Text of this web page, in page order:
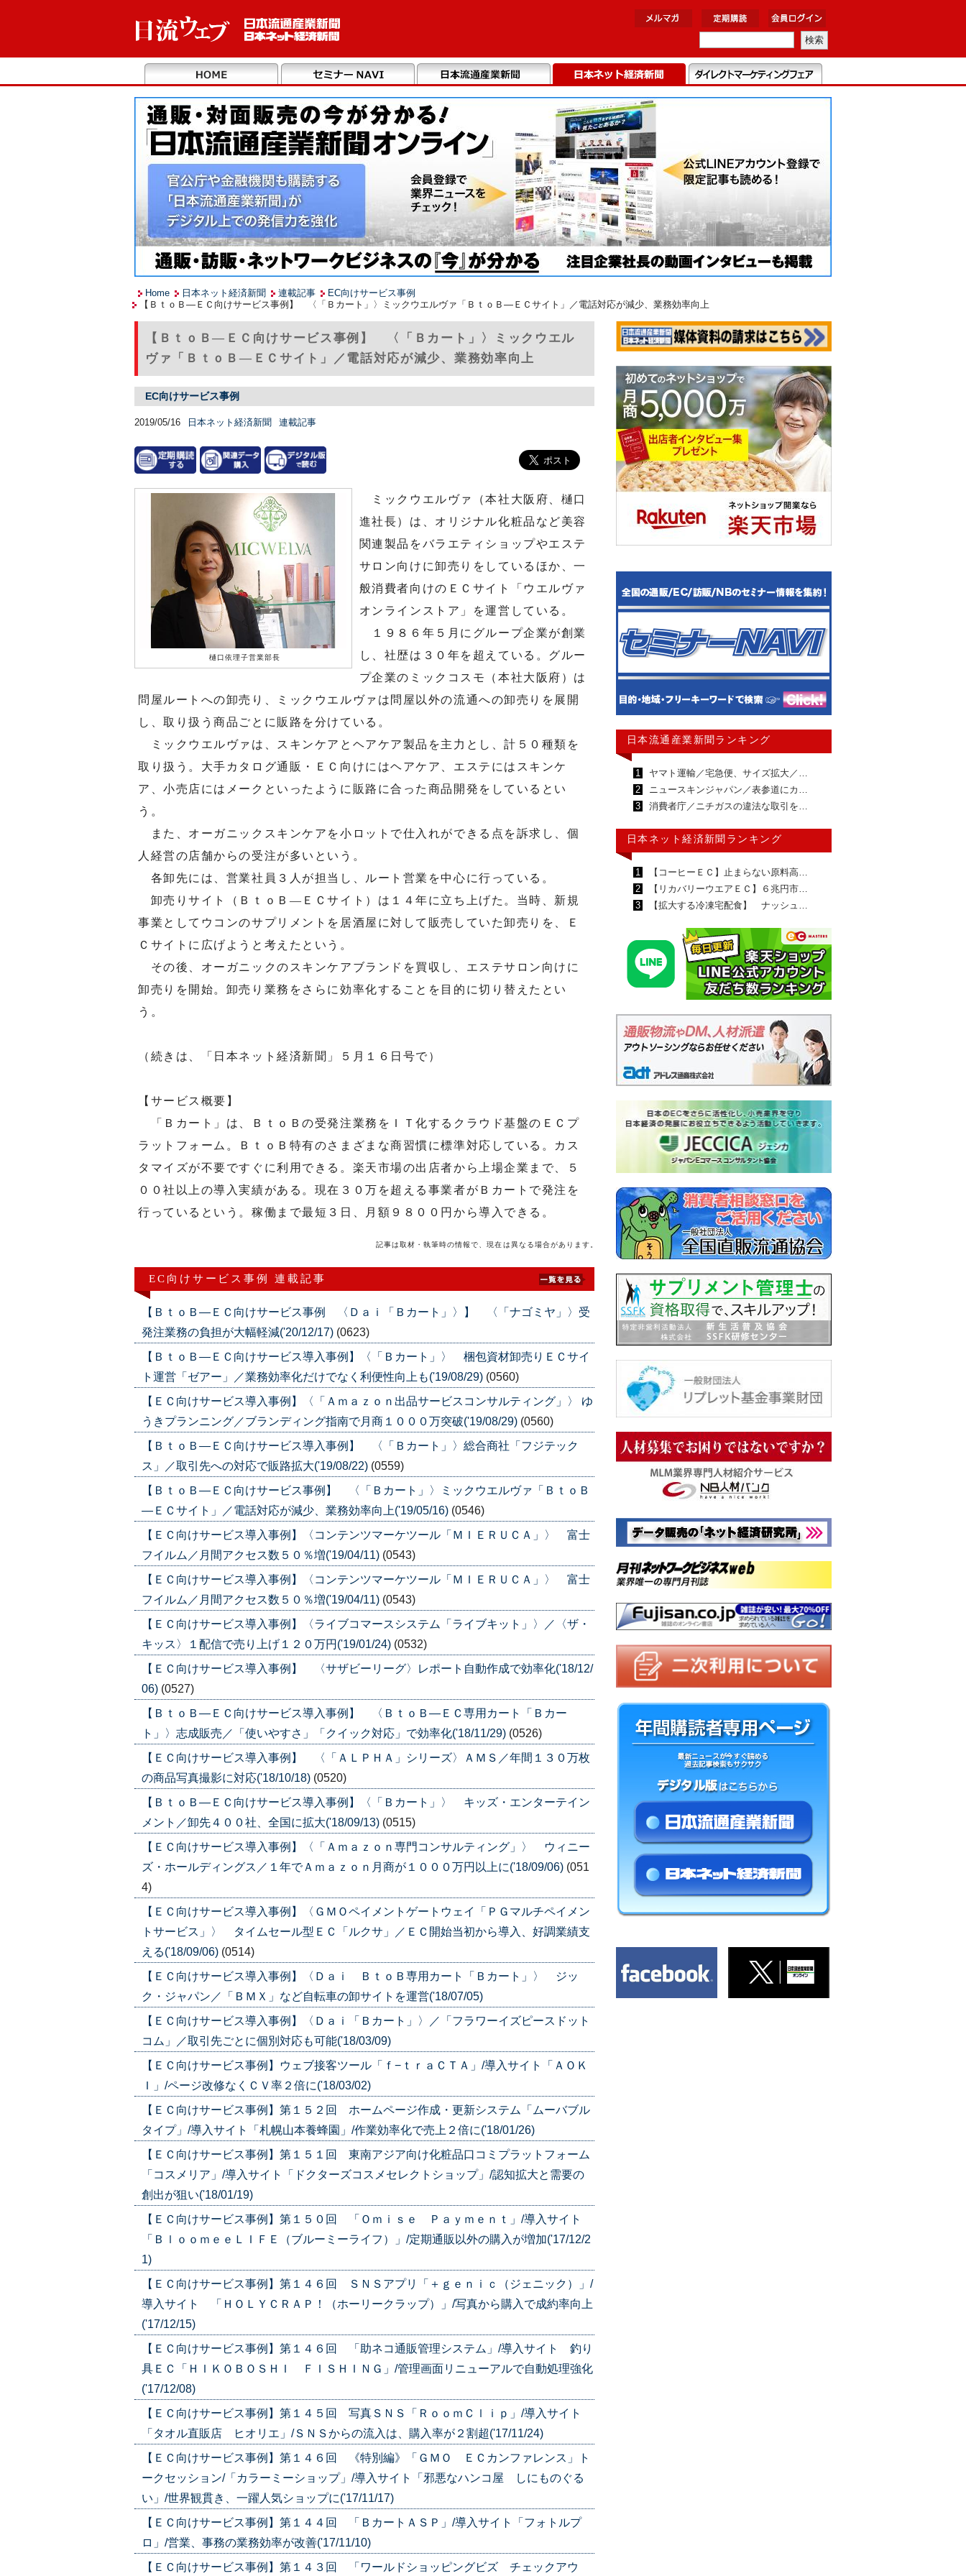
Home 日本ネット経済新聞 連載記事
EC向けサービス事例
【ＢｔｏＢ―ＥＣ向けサービス事例】 〈「Ｂカート」〉ミックウエルヴァ「ＢｔｏＢ―ＥＣサイト」／電話対応が減少、業務効率向上
【ＢｔｏＢ―ＥＣ向けサービス事例】 〈「Ｂカート」〉ミックウエル
ヴァ「ＢｔｏＢ―ＥＣサイト」／電話対応が減少、業務効率向上
EC向けサービス事例
2019/05/16 日本ネット経済新聞 連載記事
樋口依理子営業部長
ミックウエルヴァ（本社大阪府、樋口
進社長）は、オリジナル化粧品など美容
関連製品をバラエティショップやエステ
サロン向けに卸売りをしているほか、一
般消費者向けのＥＣサイト「ウエルヴァ
オンラインストア」を運営している。
１９８６年５月にグループ企業が創業
し、社歴は３０年を超えている。グルー
プ企業のミックコスモ（本社大阪府）は
問屋ルートへの卸売り、ミックウエルヴァは問屋以外の流通への卸売りを展開
し、取り扱う商品ごとに販路を分けている。
ミックウエルヴァは、スキンケアとヘアケア製品を主力とし、計５０種類を
取り扱う。大手カタログ通販・ＥＣ向けにはヘアケア、エステにはスキンケ
ア、小売店にはメークといったように販路に合った商品開発をしているとい
う。
また、オーガニックスキンケアを小ロットで仕入れができる点を訴求し、個
人経営の店舗からの受注が多いという。
各卸先には、営業社員３人が担当し、ルート営業を中心に行っている。
卸売りサイト（ＢｔｏＢ―ＥＣサイト）は１４年に立ち上げた。当時、新規
事業としてウコンのサプリメントを居酒屋に対して販売していた卸売りを、Ｅ
Ｃサイトに広げようと考えたという。
その後、オーガニックのスキンケアブランドを買収し、エステサロン向けに
卸売りを開始。卸売り業務をさらに効率化することを目的に切り替えたとい
う。
（続きは、「日本ネット経済新聞」５月１６日号で）
【サービス概要】
「Ｂカート」は、ＢｔｏＢの受発注業務をＩＴ化するクラウド基盤のＥＣプ
ラットフォーム。ＢｔｏＢ特有のさまざまな商習慣に標準対応している。カス
タマイズが不要ですぐに利用できる。楽天市場の出店者から上場企業まで、５
００社以上の導入実績がある。現在３０万を超える事業者がＢカートで発注を
行っているという。稼働まで最短３日、月額９８００円から導入できる。
記事は取材・執筆時の情報で、現在は異なる場合があります。
EC向けサービス事例 連載記事
【ＢｔｏＢ―ＥＣ向けサービス事例 〈Ｄａｉ「Ｂカート」〉】 〈「ナゴミヤ」〉受
発注業務の負担が大幅軽減('20/12/17) (0623)
【ＢｔｏＢ―ＥＣ向けサービス導入事例】〈「Ｂカート」〉 梱包資材卸売りＥＣサイ
ト運営「ゼアー」／業務効率化だけでなく利便性向上も('19/08/29) (0560)
【ＥＣ向けサービス導入事例】〈「Ａｍａｚｏｎ出品サービスコンサルティング」〉 ゆ
うきプランニング／ブランディング指南で月商１０００万突破('19/08/29) (0560)
【ＢｔｏＢ―ＥＣ向けサービス導入事例】 〈「Ｂカート」〉総合商社「フジテック
ス」／取引先への対応で販路拡大('19/08/22) (0559)
【ＢｔｏＢ―ＥＣ向けサービス事例】 〈「Ｂカート」〉ミックウエルヴァ「ＢｔｏＢ
―ＥＣサイト」／電話対応が減少、業務効率向上('19/05/16) (0546)
【ＥＣ向けサービス導入事例】〈コンテンツマーケツール「ＭＩＥＲＵＣＡ」〉 富士
フイルム／月間アクセス数５０％増('19/04/11) (0543)
【ＥＣ向けサービス導入事例】〈コンテンツマーケツール「ＭＩＥＲＵＣＡ」〉 富士
フイルム／月間アクセス数５０％増('19/04/11) (0543)
【ＥＣ向けサービス導入事例】〈ライブコマースシステム「ライブキット」〉／〈ザ・
キッス〉１配信で売り上げ１２０万円('19/01/24) (0532)
【ＥＣ向けサービス導入事例】 〈サザビーリーグ〉レポート自動作成で効率化('18/12/
06) (0527)
【ＢｔｏＢ―ＥＣ向けサービス導入事例】 〈ＢｔｏＢ―ＥＣ専用カート「Ｂカー
ト」〉志成販売／「使いやすさ」「クイック対応」で効率化('18/11/29) (0526)
【ＥＣ向けサービス導入事例】 〈「ＡＬＰＨＡ」シリーズ〉ＡＭＳ／年間１３０万枚
の商品写真撮影に対応('18/10/18) (0520)
【ＢｔｏＢ―ＥＣ向けサービス導入事例】〈「Ｂカート」〉 キッズ・エンターテイン
メント／卸先４００社、全国に拡大('18/09/13) (0515)
【ＥＣ向けサービス導入事例】〈「Ａｍａｚｏｎ専門コンサルティング」〉 ウィニー
ズ・ホールディングス／１年でＡｍａｚｏｎ月商が１０００万円以上に('18/09/06) (051
4)
【ＥＣ向けサービス導入事例】〈ＧＭＯペイメントゲートウェイ「ＰＧマルチペイメン
トサービス」〉 タイムセール型ＥＣ「ルクサ」／ＥＣ開始当初から導入、好調業績支
える('18/09/06) (0514)
【ＥＣ向けサービス導入事例】〈Ｄａｉ ＢｔｏＢ専用カート「Ｂカート」〉 ジッ
ク・ジャパン／「ＢＭＸ」など自転車の卸サイトを運営('18/07/05)
【ＥＣ向けサービス導入事例】〈Ｄａｉ「Ｂカート」〉／「フラワーイズピースドット
コム」／取引先ごとに個別対応も可能('18/03/09)
【ＥＣ向けサービス事例】ウェブ接客ツール「ｆ−ｔｒａＣＴＡ」/導入サイト「ＡＯＫ
Ｉ」/ページ改修なくＣＶ率２倍に('18/03/02)
【ＥＣ向けサービス事例】第１５２回 ホームページ作成・更新システム「ムーバブル
タイプ」/導入サイト「札幌山本養蜂園」/作業効率化で売上２倍に('18/01/26)
【ＥＣ向けサービス事例】第１５１回 東南アジア向け化粧品口コミプラットフォーム
「コスメリア」/導入サイト「ドクターズコスメセレクトショップ」/認知拡大と需要の
創出が狙い('18/01/19)
【ＥＣ向けサービス事例】第１５０回 「Ｏｍｉｓｅ Ｐａｙｍｅｎｔ」/導入サイト
「ＢｌｏｏｍｅｅＬＩＦＥ（ブルーミーライフ）」/定期通販以外の購入が増加('17/12/2
1)
【ＥＣ向けサービス事例】第１４６回 ＳＮＳアプリ「＋ｇｅｎｉｃ（ジェニック）」/
導入サイト 「ＨＯＬＹＣＲＡＰ！（ホーリークラップ）」/写真から購入で成約率向上
('17/12/15)
【ＥＣ向けサービス事例】第１４６回 「助ネコ通販管理システム」/導入サイト 釣り
具ＥＣ「ＨＩＫＯＢＯＳＨＩ ＦＩＳＨＩＮＧ」/管理画面リニューアルで自動処理強化
('17/12/08)
【ＥＣ向けサービス事例】第１４５回 写真ＳＮＳ「ＲｏｏｍＣｌｉｐ」/導入サイト
「タオル直販店 ヒオリエ」/ＳＮＳからの流入は、購入率が２割超('17/11/24)
【ＥＣ向けサービス事例】第１４６回 《特別編》「ＧＭＯ ＥＣカンファレンス」ト
ークセッション/「カラーミーショップ」/導入サイト「邪悪なハンコ屋 しにものぐる
い」/世界観貫き、一躍人気ショップに('17/11/17)
【ＥＣ向けサービス事例】第１４４回 「ＢカートＡＳＰ」/導入サイト「フォトルプ
ロ」/営業、事務の業務効率が改善('17/11/10)
【ＥＣ向けサービス事例】第１４３回 「ワールドショッピングビズ チェックアウ
日本流通産業新聞ランキング
1
ヤマト運輸／宅急便、サイズ拡大／…
2
ニュースキンジャパン／表参道にカ…
3
消費者庁／ニチガスの違法な取引を…
日本ネット経済新聞ランキング
1
【コーヒーＥＣ】止まらない原料高…
2
【リカバリーウエアＥＣ】６兆円市…
3
【拡大する冷凍宅配食】 ナッシュ…